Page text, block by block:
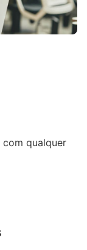
qualquer